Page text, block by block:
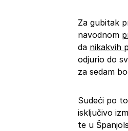
Za gubitak
navodnom
da nikakvih
odjurio do
za sedam
Sudeći po
isključivo
te u